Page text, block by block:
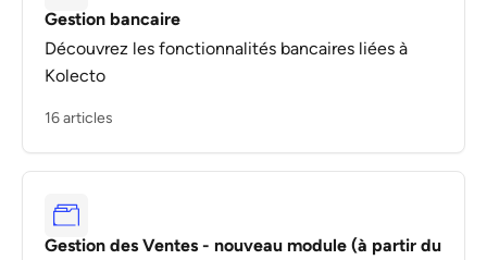
Gestion bancaire
Découvrez les fonctionnalités bancaires liées à
Kolecto
16 articles
Gestion des Ventes - nouveau module (à partir du